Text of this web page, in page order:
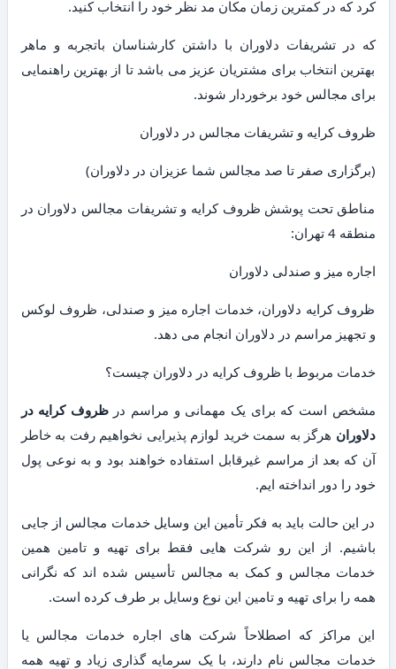
کرد که در کمترین زمان مکان مد نظر خود را انتخاب کنید.
که در تشریفات دلاوران با داشتن کارشناسان باتجربه و ماهر
بهترین انتخاب برای مشتریان عزیز می باشد تا از بهترین راهنمایی
برای مجالس خود برخوردار شوند.
ظروف کرایه و تشریفات مجالس در دلاوران
(برگزاری صفر تا صد مجالس شما عزیزان در دلاوران)
مناطق تحت پوشش ظروف کرایه و تشریفات مجالس دلاوران در
منطقه 4 تهران:
اجاره میز و صندلی دلاوران
ظروف کرایه دلاوران، خدمات اجاره میز و صندلی، ظروف لوکس
و تجهیز مراسم در دلاوران انجام می دهد.
خدمات مربوط با ظروف کرایه در دلاوران چیست؟
مشخص است که برای یک مهمانی و مراسم درظروف کرایه در
دلاوران هرگز به سمت خرید لوازم پذیرایی نخواهیم رفت به خاطر
آن که بعد از مراسم غیرقابل استفاده خواهند بود و به نوعی پول
خود را دور انداخته ایم.
در این حالت باید به فکر تأمین این وسایل خدمات مجالس از جایی
باشیم. از این رو شرکت هایی فقط برای تهیه و تامین همین
خدمات مجالس و کمک به مجالس تأسیس شده اند که نگرانی
همه را برای تهیه و تامین این نوع وسایل بر طرف کرده است.
این مراکز که اصطلاحاً شرکت های اجاره خدمات مجالس یا
خدمات مجالس نام دارند، با یک سرمایه گذاری زیاد و تهیه همه